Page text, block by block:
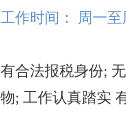
工作时间： 周一至
有合法报税身份;
物; 工作认真踏实